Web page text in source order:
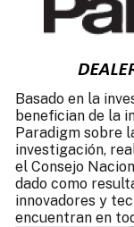
Basado en la
benefician de la
Paradigm sobre
investigación,
el Consejo
dado como
innovadores y
encuentran en